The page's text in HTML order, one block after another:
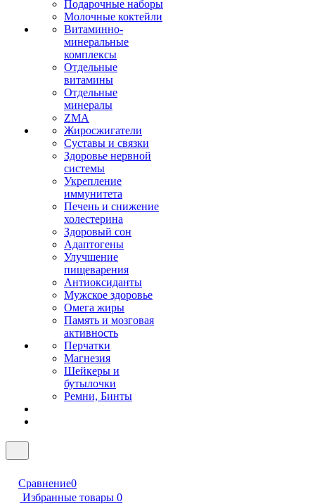
Подарочные наборы
Молочные коктейли
Витаминно-
минеральные
комплексы
Отдельные
витамины
Отдельные
минералы
ZMA
Жиросжигатели
Суставы и связки
Здоровье нервной
системы
Укрепление
иммунитета
Печень и снижение
холестерина
Здоровый сон
Адаптогены
Улучшение
пищеварения
Антиоксиданты
Мужское здоровье
Омега жиры
Память и мозговая
активность
Перчатки
Магнезия
Шейкеры и
бутылочки
Ремни, Бинты
Сравнение0
Избранные товары 0